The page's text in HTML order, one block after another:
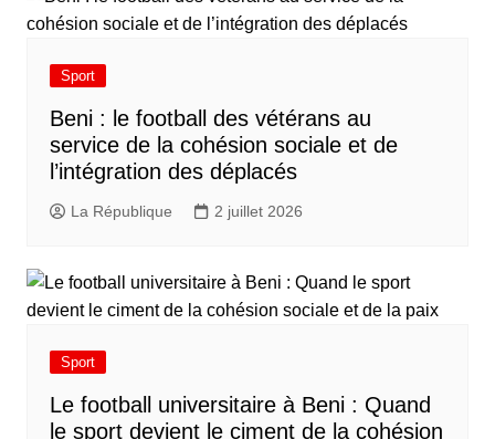
Sport
Beni : le football des vétérans au
service de la cohésion sociale et de
l’intégration des déplacés​
La République 2 juillet 2026
Sport
Le football universitaire à Beni : Quand
le sport devient le ciment de la cohésion